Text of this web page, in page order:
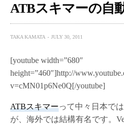
ATBスキマーの自
TAKA KAMATA JULY 30, 2011
[youtube width=”680″
height=”460″]http://
v=cMN01p6Ne0Q[/youtube]
ATBスキマーって中々日本で
が、海外では結構有名です。